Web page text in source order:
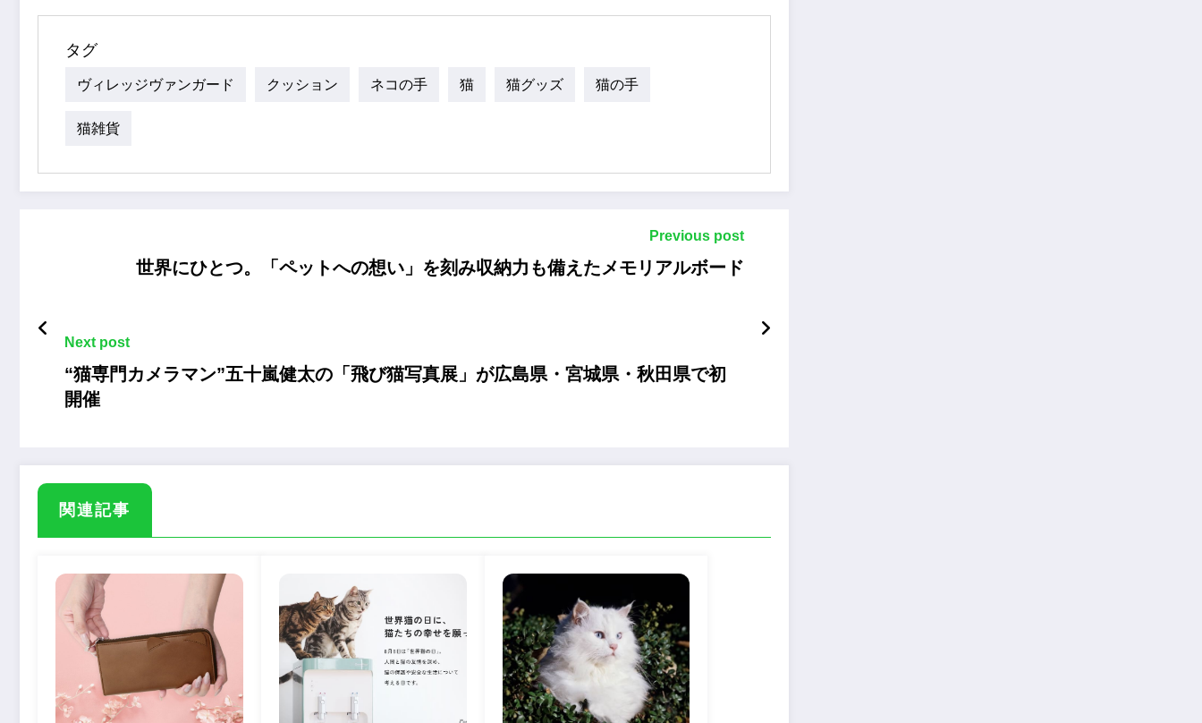
タグ
ヴィレッジヴァンガード クッション ネコの手 猫 猫グッズ 猫の手
猫雑貨
Previous post
世界にひとつ。「ペットへの想い」を刻み収納力も備えたメモリアルボード
Next post
“猫専門カメラマン”五十嵐健太の「飛び猫写真展」が広島県・宮城県・秋田県で初
開催
関連記事